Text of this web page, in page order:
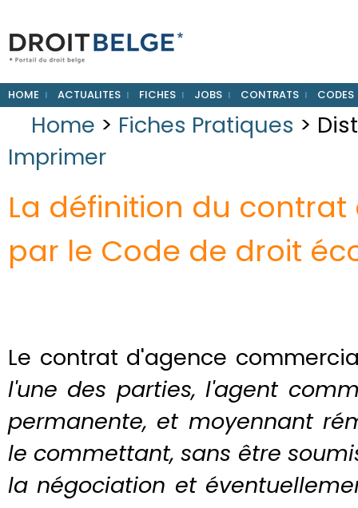
HOME ACTUALITES FICHES JOBS CONTRATS CODES
Home > Fiches Pratiques >
Imprimer
La définition du
par le Code de droit
Le contrat d'agence
l'une des parties, l'agent
permanente, et moyennant
le commettant, sans être
la négociation et